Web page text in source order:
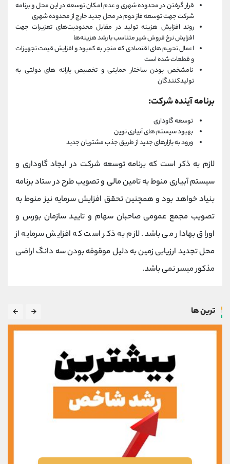
قرار گرفتن در محدوده شهری و عدم امکان توسعه در این محل و برنامه
شرکت جهت توسعه فاز دوم در محل جدید خارج از محدوده شهری
روند افزایش هزینه تولید در مقابل محدودیت‌های تعزیرات جهت
افزایش نرخ فروش شیر متناسب با رشد هزینه‌ها
اعمال تحریم های اقتصادی که منجر به کمبود و افزایش قیمت تجهیزات
و قطعات شده است
نامشخص بودن ساختار حمایتی و تخصیص یارانه های دولتی به
تولیدکنندگان
برنامه آینده شرکت:
توسعه گاوداری
بهبود سیستم های آبیاری نوین
ورود به بازارهای جدید از طریق جذب مشتریان جدید
لازم به ذکر است که برنامه توسعه شرکت در ایجاد گاوداری و
سیستم آبیاری منوط به تامین مالی و تصویب طرح در ستاد برنامه
بنیاد خواهد بود و همچنین تحقق افزایش سرمایه نیز منوط به
تصویب مجمع عمومی صاحبان سهام و تایید سازمان بورس و
اوراق بهادار می باشد‌. لازم به ذکر است که افزایش سرمایه از
محل تجدید ارزیابی زمین به دلیل موقوفه بودن سه دانگ اراضی
مذکور میسر نمی باشد.
ترین ها